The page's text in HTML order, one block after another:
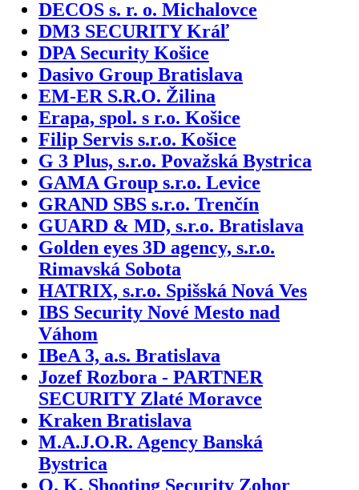
DECOS s. r. o. Michalovce
DM3 SECURITY Kráľ
DPA Security Košice
Dasivo Group Bratislava
EM-ER S.R.O. Žilina
Erapa, spol. s r.o. Košice
Filip Servis s.r.o. Košice
G 3 Plus, s.r.o. Považská Bystrica
GAMA Group s.r.o. Levice
GRAND SBS s.r.o. Trenčín
GUARD & MD, s.r.o. Bratislava
Golden eyes 3D agency, s.r.o.
Rimavská Sobota
HATRIX, s.r.o. Spišská Nová Ves
IBS Security Nové Mesto nad
Váhom
IBeA 3, a.s. Bratislava
Jozef Rozbora - PARTNER
SECURITY Zlaté Moravce
Kraken Bratislava
M.A.J.O.R. Agency Banská
Bystrica
O. K. Shooting Security Zohor